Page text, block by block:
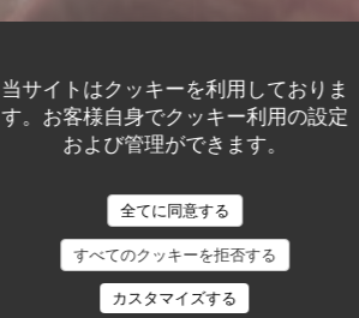
当サイトはクッキーを利用しておりま
す。お客様自身でクッキー利用の設定
および管理ができます。
全てに同意する
すべてのクッキーを拒否する
カスタマイズする